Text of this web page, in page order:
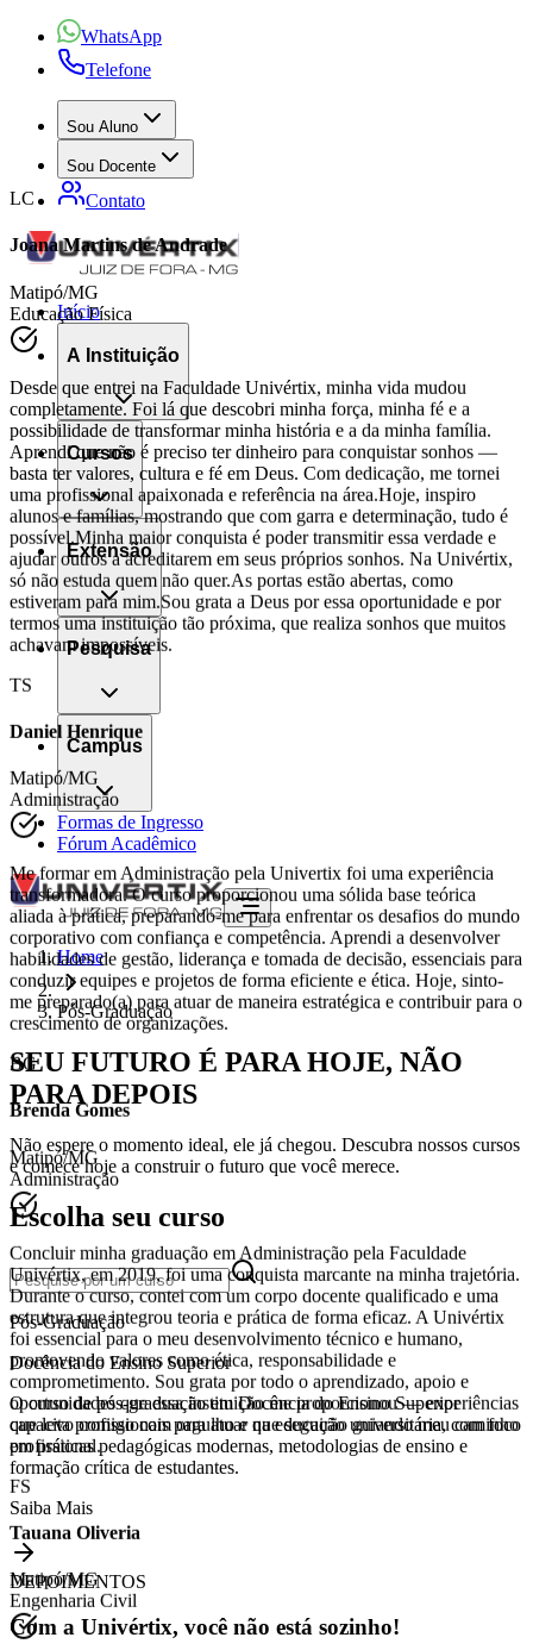
WhatsApp
Telefone
Sou Aluno
Sou Docente
Contato
Início
A Instituição
Cursos
Extensão
Pesquisa
Campus
Formas de Ingresso
Fórum Acadêmico
Home
Pós-Graduação
SEU FUTURO É PARA HOJE, NÃO
PARA DEPOIS
Não espere o momento ideal, ele já chegou. Descubra nossos cursos
e comece hoje a construir o futuro que você merece.
Escolha seu curso
Pós-Graduação
Docência do Ensino Superior
O curso de pós-graduação em Docência do Ensino Superior
capacita profissionais para atuar na educação universitária, com foco
em práticas pedagógicas modernas, metodologias de ensino e
formação crítica de estudantes.
Saiba Mais
DEPOIMENTOS
Com a Univértix, você não está sozinho!
LC
Joana Martins de Andrade
Matipó/MG
Educação Física
Desde que entrei na Faculdade Univértix, minha vida mudou
completamente. Foi lá que descobri minha força, minha fé e a
possibilidade de transformar minha história e a da minha família.
Aprendi que não é preciso ter dinheiro para conquistar sonhos —
basta ter valores, cultura e fé em Deus. Com dedicação, me tornei
uma profissional apaixonada e referência na área.Hoje, inspiro
alunos e famílias, mostrando que com garra e determinação, tudo é
possível.Minha maior conquista é poder transmitir essa verdade e
ajudar outros a acreditarem em seus próprios sonhos. Na Univértix,
só não estuda quem não quer.As portas estão abertas, como
estiveram para mim.Sou grata a Deus por essa oportunidade e por
termos uma instituição tão próxima, que realiza sonhos que muitos
achavam impossíveis.
Daniel Henrique
Matipó/MG
Administração
Me formar em Administração pela Univertix foi uma experiência
transformadora. O curso proporcionou uma sólida base teórica
aliada à prática, preparando-me para enfrentar os desafios do mundo
corporativo com confiança e competência. Aprendi a desenvolver
habilidades de gestão, liderança e tomada de decisão, essenciais para
conduzir equipes e projetos de forma eficiente e ética. Hoje, sinto-
me preparado(a) para atuar de maneira estratégica e contribuir para o
crescimento de organizações.
BG
Brenda Gomes
Matipó/MG
Administração
Concluir minha graduação em Administração pela Faculdade
Univértix, em 2019, foi uma conquista marcante na minha trajetória.
Durante o curso, contei com um corpo docente qualificado e uma
estrutura que integrou teoria e prática de forma eficaz. A Univértix
foi essencial para o meu desenvolvimento técnico e humano,
promovendo valores como ética, responsabilidade e
comprometimento. Sou grata por todo o aprendizado, apoio e
oportunidades que essa instituição me proporcionou — experiências
que levo comigo com orgulho e que seguirão guiando meu caminho
profissional.
FS
Tauana Oliveria
Matipó/MG
Engenharia Civil